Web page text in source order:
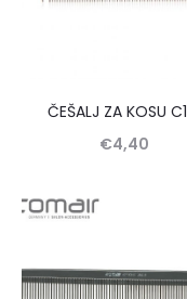
ČEŠALJ ZA KOSU
€4,40